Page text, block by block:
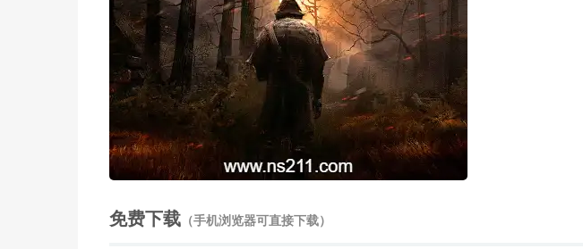
免费下载 （手机浏览器可直接下载）